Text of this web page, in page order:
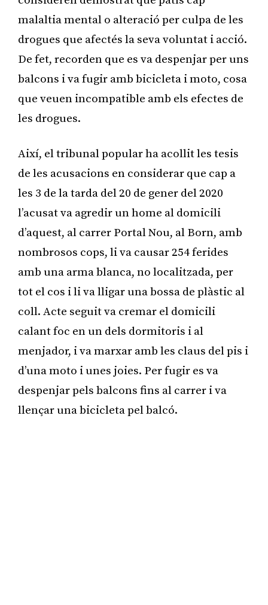
malaltia mental o alteració per culpa de les
drogues que afectés la seva voluntat i acció.
De fet, recorden que es va despenjar per uns
balcons i va fugir amb bicicleta i moto, cosa
que veuen incompatible amb els efectes de
les drogues.
Així, el tribunal popular ha acollit les tesis
de les acusacions en considerar que cap a
les 3 de la tarda del 20 de gener del 2020
l’acusat va agredir un home al domicili
d’aquest, al carrer Portal Nou, al Born, amb
nombrosos cops, li va causar 254 ferides
amb una arma blanca, no localitzada, per
tot el cos i li va lligar una bossa de plàstic al
coll. Acte seguit va cremar el domicili
calant foc en un dels dormitoris i al
menjador, i va marxar amb les claus del pis i
d’una moto i unes joies. Per fugir es va
despenjar pels balcons fins al carrer i va
llençar una bicicleta pel balcó.